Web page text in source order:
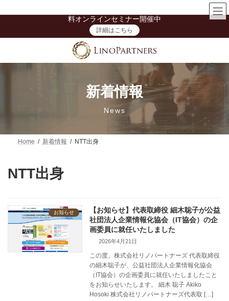
ン
ツ
ビ
シ
【「女性活躍推進」を一過性で終わらせない】技術系企業向け無
料オンラインセミナー開催中
詳細はこちら
新着情報
News
Home 新着情報 NTT出身
NTT出身
お知らせ
【お知らせ】代表取締役 細木聡子が公益
社団法人企業情報化協会（IT協会）の企
画委員に就任いたしました
2026年4月21日
この度、株式会社リノパートナーズ 代表取締役
の細木聡子が、公益社団法人企業情報化協会
（IT協会）の企画委員に就任いたしましたこと
をお知らせいたします。 細木 聡子 Akiko
Hosoki 株式会社リノパートナーズ代表取 […]